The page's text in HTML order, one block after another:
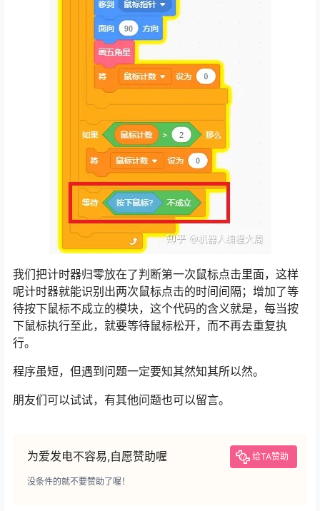
我们把计时器归零放在了判断第一次鼠标点击里面，这样
呢计时器就能识别出两次鼠标点击的时间间隔；增加了等
待按下鼠标不成立的模块，这个代码的含义就是，每当按
下鼠标执行至此，就要等待鼠标松开，而不再去重复执
行。
程序虽短，但遇到问题一定要知其然知其所以然。
朋友们可以试试，有其他问题也可以留言。
为爱发电不容易,自愿赞助喔 给TA赞助
没条件的就不要赞助了喔！